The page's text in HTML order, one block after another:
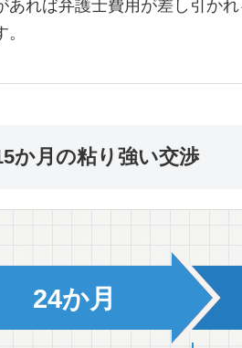
あれば弁護士費用が差し引かれ
か月の粘り強い交渉
24か月